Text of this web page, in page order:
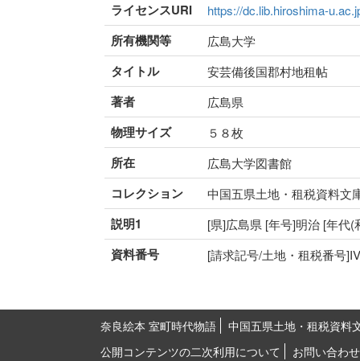
ライセンスURI https://dc.lib.hiroshima-
所有機関等 広島大学
タイトル 安芸備後国郡村地租帖
著者 広島県
物理サイズ ５８枚
所在 広島大学図書館
コレクション 中国五県土地・租税資料文
説明1 [県]広島県 [年号]明治 [年代
資料番号 [請求記号/土地・租税番号
奈良絵本 室町時代物語
中国五県土地・租税資料
公開コンテンツの二次利用について
お問い合わせ